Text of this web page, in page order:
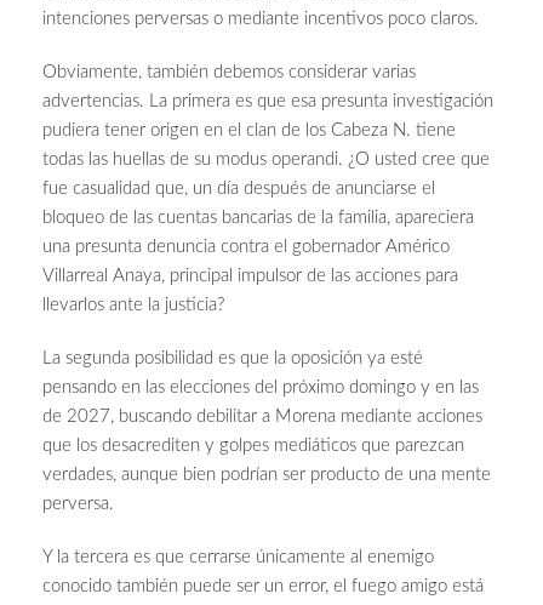
intenciones perversas o mediante incentivos poco claros.
Obviamente, también debemos considerar varias
advertencias. La primera es que esa presunta investigación
pudiera tener origen en el clan de los Cabeza N. tiene
todas las huellas de su modus operandi. ¿O usted cree que
fue casualidad que, un día después de anunciarse el
bloqueo de las cuentas bancarias de la familia, apareciera
una presunta denuncia contra el gobernador Américo
Villarreal Anaya, principal impulsor de las acciones para
llevarlos ante la justicia?
La segunda posibilidad es que la oposición ya esté
pensando en las elecciones del próximo domingo y en las
de 2027, buscando debilitar a Morena mediante acciones
que los desacrediten y golpes mediáticos que parezcan
verdades, aunque bien podrían ser producto de una mente
perversa.
Y la tercera es que cerrarse únicamente al enemigo
conocido también puede ser un error, el fuego amigo está